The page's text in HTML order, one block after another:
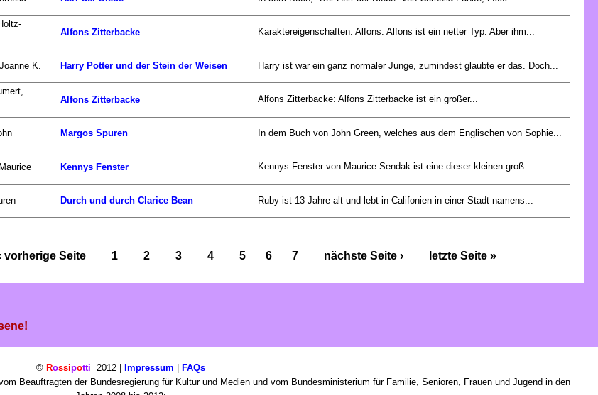
Alfons Zitterbacke Karaktereigenschaften: Alfons: Alfons ist ein netter Typ. Aber ihm...
K. Harry Potter und der Stein der Weisen Harry ist war ein ganz normaler Junge, zumindest glaubte er das. Doch...
Alfons Zitterbacke Alfons Zitterbacke: Alfons Zitterbacke ist ein großer...
Margos Spuren In dem Buch von John Green, welches aus dem Englischen von Sophie...
Kennys Fenster Kennys Fenster von Maurice Sendak ist eine dieser kleinen groß...
Durch und durch Clarice Bean Ruby ist 13 Jahre alt und lebt in Califonien in einer Stadt namens...
vorherige Seite 1 2 3 4 5 6 7 nächste Seite › letzte Seite »
© Rossipotti 2012 | Impressum | FAQs
Beauftragten der Bundesregierung für Kultur und Medien und vom Bundesministerium für Familie, Senioren, Frauen und Jugend in den